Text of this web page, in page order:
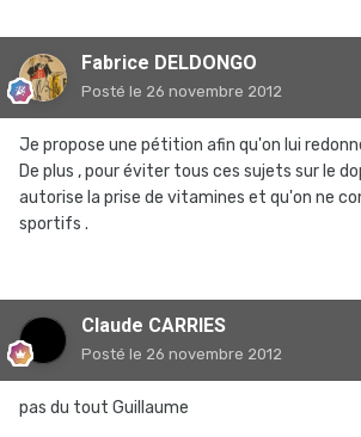
Fabrice DELDONGO
Posté le 26 novembre 2012
Je propose une pétition afin qu'on lui
De plus , pour éviter tous ces sujets sur le
autorise la prise de vitamines et qu'on ne
sportifs .
Claude CARRIES
Posté le 26 novembre 2012
pas du tout Guillaume